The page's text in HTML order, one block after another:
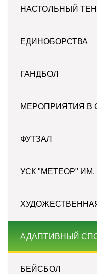
НАСТОЛЬНЫЙ
ЕДИНОБОРСТВА
ГАНДБОЛ
МЕРОПРИЯТИЯ В
ФУТЗАЛ
УСК "МЕТЕОР" ИМ.
АДАПТИВНЫЙ
БЕЙСБОЛ